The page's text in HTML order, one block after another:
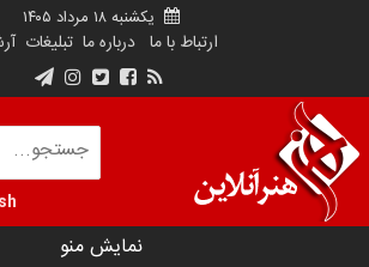
یکشنبه ۱۸ مرداد ۱۴۰۵
ارتباط با ما درباره ما تبلیغات
نمایش منو